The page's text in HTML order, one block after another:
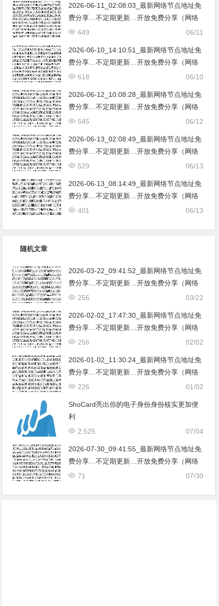
2026-06-11_02:08:03_最新网络节点地址免
费分享…不定期更新…开放免费分享（网络
免费节点香港|日本|韩国|新加坡|台湾|马来西
06/11
649
2026-06-10_14:10:51_最新网络节点地址免
费分享…不定期更新…开放免费分享（网络
免费节点香港|日本|韩国|新加坡|台湾|马来西
06/10
618
2026-06-12_10:08:28_最新网络节点地址免
费分享…不定期更新…开放免费分享（网络
免费节点香港|日本|韩国|新加坡|台湾|马来西
06/12
545
2026-06-13_02:08:49_最新网络节点地址免
费分享…不定期更新…开放免费分享（网络
免费节点香港|日本|韩国|新加坡|台湾|马来西
06/13
529
2026-06-13_08:14:49_最新网络节点地址免
费分享…不定期更新…开放免费分享（网络
免费节点香港|日本|韩国|新加坡|台湾|马来西
06/13
401
随机文章
2026-03-22_09:41:52_最新网络节点地址免
费分享…不定期更新…开放免费分享（网络
免费节点香港|日本|韩国|新加坡|台湾|马来西
03/22
256
2026-02-02_17:47:30_最新网络节点地址免
费分享…不定期更新…开放免费分享（网络
免费节点香港|日本|韩国|新加坡|台湾|马来西
02/02
256
2026-01-02_11:30:24_最新网络节点地址免
费分享…不定期更新…开放免费分享（网络
免费节点香港|日本|韩国|新加坡|台湾|马来西
01/02
226
ShoCard亮出你的电子身份身份核实更加便
利
07/04
2,525
2026-07-30_09:41:55_最新网络节点地址免
费分享…不定期更新…开放免费分享（网络
免费节点香港|日本|韩国|新加坡|台湾|马来西
07/30
71